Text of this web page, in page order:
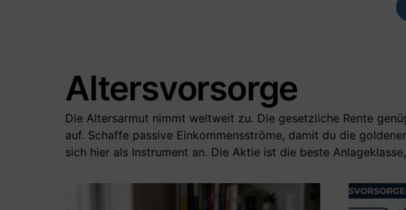
Altersvorsorge
Die Altersarmut nimmt weltweit zu. Die gesetzliche Rente
auf. Schaffe passive Einkommensströme, damit du die
sich hier als Instrument an. Die Aktie ist die beste